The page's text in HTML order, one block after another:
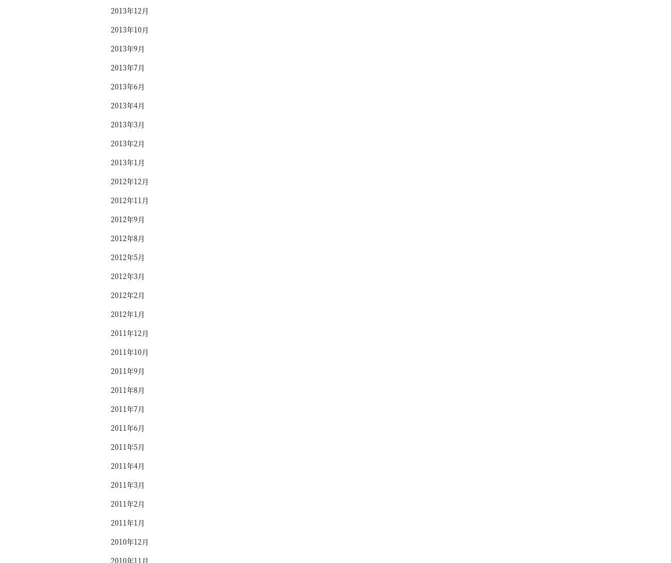
2013年12月
2013年10月
2013年9月
2013年7月
2013年6月
2013年4月
2013年3月
2013年2月
2013年1月
2012年12月
2012年11月
2012年9月
2012年8月
2012年5月
2012年3月
2012年2月
2012年1月
2011年12月
2011年10月
2011年9月
2011年8月
2011年7月
2011年6月
2011年5月
2011年4月
2011年3月
2011年2月
2011年1月
2010年12月
2010年11月